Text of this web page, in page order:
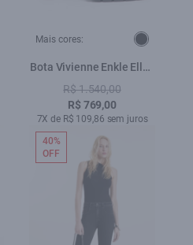
Mais cores:
Bota Vivienne Enkle Ellus
Preto
R$ 1.540,00
R$ 769,00
7X de R$ 109,86 sem juros
40%
OFF